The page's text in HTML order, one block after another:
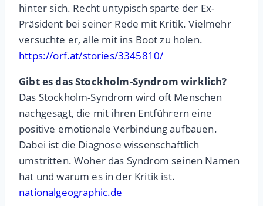
hinter sich. Recht untypisch sparte der Ex-
Präsident bei seiner Rede mit Kritik. Vielmehr
versuchte er, alle mit ins Boot zu holen.
https://orf.at/stories/3345810/
Gibt es das Stockholm-Syndrom wirklich?
Das Stockholm-Syndrom wird oft Menschen
nachgesagt, die mit ihren Entführern eine
positive emotionale Verbindung aufbauen.
Dabei ist die Diagnose wissenschaftlich
umstritten. Woher das Syndrom seinen Namen
hat und warum es in der Kritik ist.
nationalgeographic.de